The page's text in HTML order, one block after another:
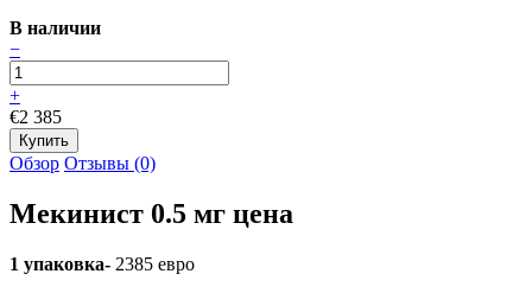
В наличии
−
+
€2 385
Обзор Отзывы (0)
Мекинист 0.5 мг цена
1 упаковка- 2385 евро